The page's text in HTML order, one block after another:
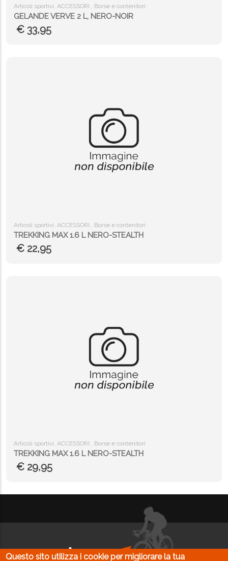
Articoli sportivi, ACCESSORI , Borse e contenitori
GELANDE VERVE 2 L, NERO-NOIR
€ 33,95
Articoli sportivi, ACCESSORI , Borse e contenitori
TREKKING MAX 1.6 L NERO-STEALTH
€ 22,95
Articoli sportivi, ACCESSORI , Borse e contenitori
TREKKING MAX 1.6 L NERO-STEALTH
€ 29,95
Questo sito utilizza i cookie per migliorare la tua